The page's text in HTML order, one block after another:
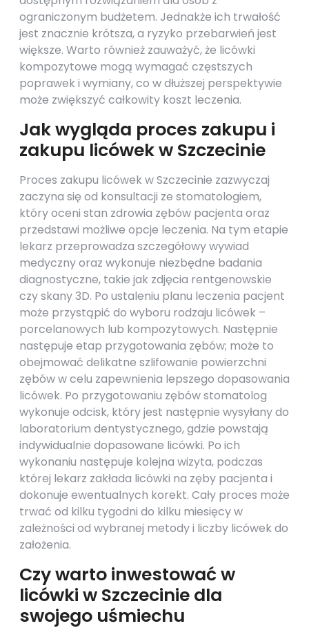
ograniczonym budżetem. Jednakże ich trwałość
jest znacznie krótsza, a ryzyko przebarwień jest
większe. Warto również zauważyć, że licówki
kompozytowe mogą wymagać częstszych
poprawek i wymiany, co w dłuższej perspektywie
może zwiększyć całkowity koszt leczenia.
Jak wygląda proces zakupu i
zakupu licówek w Szczecinie
Proces zakupu licówek w Szczecinie zazwyczaj
zaczyna się od konsultacji ze stomatologiem,
który oceni stan zdrowia zębów pacjenta oraz
przedstawi możliwe opcje leczenia. Na tym etapie
lekarz przeprowadza szczegółowy wywiad
medyczny oraz wykonuje niezbędne badania
diagnostyczne, takie jak zdjęcia rentgenowskie
czy skany 3D. Po ustaleniu planu leczenia pacjent
może przystąpić do wyboru rodzaju licówek –
porcelanowych lub kompozytowych. Następnie
następuje etap przygotowania zębów; może to
obejmować delikatne szlifowanie powierzchni
zębów w celu zapewnienia lepszego dopasowania
licówek. Po przygotowaniu zębów stomatolog
wykonuje odcisk, który jest następnie wysyłany do
laboratorium dentystycznego, gdzie powstają
indywidualnie dopasowane licówki. Po ich
wykonaniu następuje kolejna wizyta, podczas
której lekarz zakłada licówki na zęby pacjenta i
dokonuje ewentualnych korekt. Cały proces może
trwać od kilku tygodni do kilku miesięcy w
zależności od wybranej metody i liczby licówek do
założenia.
Czy warto inwestować w
licówki w Szczecinie dla
swojego uśmiechu